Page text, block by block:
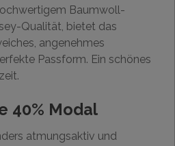
Baumwoll-
Qualität, bietet das
angenehmes
Passform. Ein schönes
40% Modal
atmungsaktiv und